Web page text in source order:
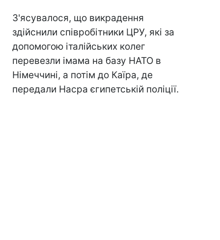
З'ясувалося, що викрадення
здійснили співробітники ЦРУ, які за
допомогою італійських колег
перевезли імама на базу НАТО в
Німеччині, а потім до Каїра, де
передали Насра єгипетській поліції.